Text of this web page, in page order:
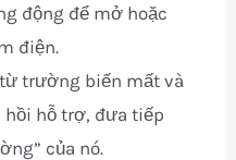
động để mở hoặc
điện.
trường biến mất và
hỗ trợ, đưa tiếp
của nó.